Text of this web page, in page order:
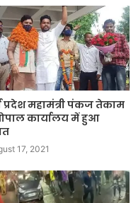
प्रदेश महामंत्री पंकज तेकाम
कार्यालय में हुआ
17, 2021